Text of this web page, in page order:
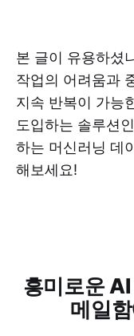
본 글이 유용하셨
작업의 어려움과
지속 반복이 가능
도입하는 솔루션
하는 머신러닝 데
해보세요!
흥미로운
메일